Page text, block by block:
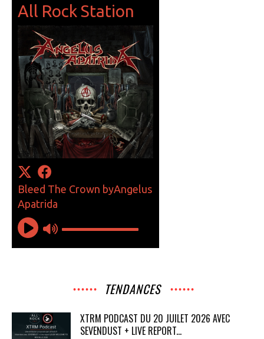
TENDANCES
XTRM PODCAST DU 20 JUILET 2026 AVEC
SEVENDUST + LIVE REPORT...